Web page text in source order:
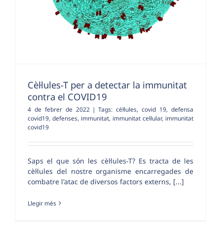
Cèl·lules-T per a detectar la immunitat
contra el COVID19
4 de febrer de 2022 | Tags: cèl·lules, covid 19, defensa
covid19, defenses, immunitat, immunitat cel·lular, immunitat
covid19
Saps el que són les cèl·lules-T? Es tracta de les
cèl·lules del nostre organisme encarregades de
combatre l'atac de diversos factors externs, [...]
Llegir més